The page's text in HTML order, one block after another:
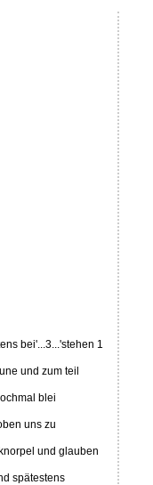
bei'...3...'stehen 1
und zum teil
blei
uns zu
und glauben
spätestens